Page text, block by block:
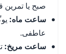
صبح یا تمرین
ساعت ماه:
عاطفی.
ساعت مریخ: